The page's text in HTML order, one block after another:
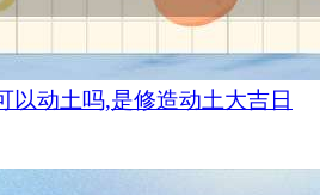
以动土吗,是修造动土大吉日